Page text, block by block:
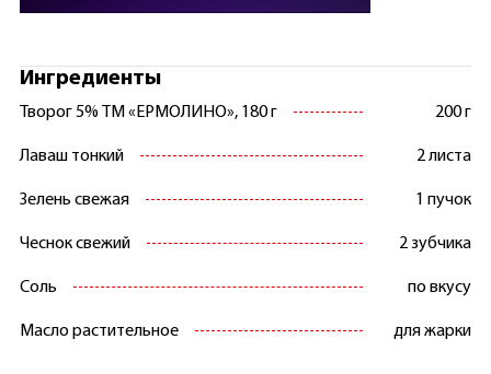
Ингредиенты
Творог 5% ТМ «ЕРМОЛИНО», 180 г 200 г
Лаваш тонкий 2 листа
Зелень свежая 1 пучок
Чеснок свежий 2 зубчика
Соль по вкусу
Масло растительное для жарки